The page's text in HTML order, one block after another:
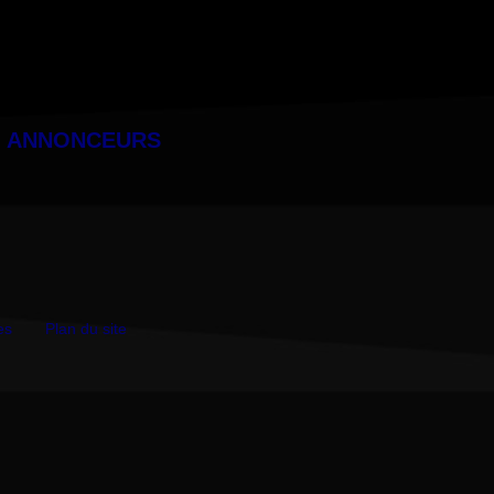
ANNONCEURS
Plan du site